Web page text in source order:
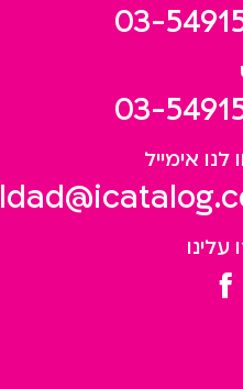
03-
03-
לנו אימייל
עלינו